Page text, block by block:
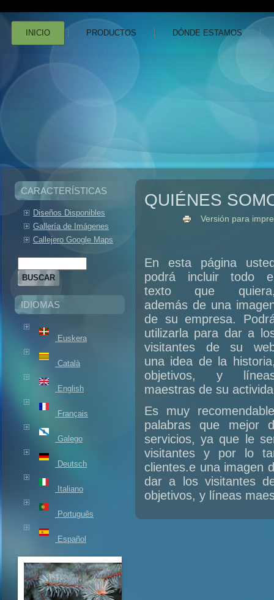
INICIO PRODUCTOS DÓNDE ESTAMOS
CARACTERÍSTICAS
Diseños Disponibles
Gallería de Imágenes
Callejero Google Maps
Formulario
de
búsqueda
IDIOMAS
Euskera
Català
English
Français
Galego
Deutsch
Italiano
Português
Español
QUIÉNES
Versión para
En esta página
podrá incluir todo
texto que
además de una
de su empresa.
utilizarla para dar a
visitantes de su
una idea de la
objetivos, y
maestras de su
Es muy
palabras que mejor
servicios, ya que le
visitantes y por lo
clientes.e una imagen
dar a los visitantes
objetivos, y líneas